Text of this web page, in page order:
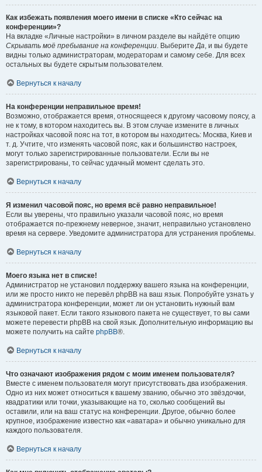
Как избежать появления моего имени в списке «Кто сейчас на
конференции»?
На вкладке «Личные настройки» в личном разделе вы найдёте опцию
Скрывать моё пребывание на конференции. ВыберитеДа, и вы будете
видны только администраторам, модераторам и самому себе. Для всех
остальных вы будете скрытым пользователем.
Вернуться к началу
На конференции неправильное время!
Возможно, отображается время, относящееся к другому часовому поясу, а
не к тому, в котором находитесь вы. В этом случае измените в личных
настройках часовой пояс на тот, в котором вы находитесь: Москва, Киев и
т. д. Учтите, что изменять часовой пояс, как и большинство настроек,
могут только зарегистрированные пользователи. Если вы не
зарегистрированы, то сейчас удачный момент сделать это.
Вернуться к началу
Я изменил часовой пояс, но время всё равно неправильное!
Если вы уверены, что правильно указали часовой пояс, но время
отображается по-прежнему неверное, значит, неправильно установлено
время на сервере. Уведомите администратора для устранения проблемы.
Вернуться к началу
Моего языка нет в списке!
Администратор не установил поддержку вашего языка на конференции,
или же просто никто не перевёл phpBB на ваш язык. Попробуйте узнать у
администратора конференции, может ли он установить нужный вам
языковой пакет. Если такого языкового пакета не существует, то вы сами
можете перевести phpBB на свой язык. Дополнительную информацию вы
можете получить на сайте phpBB®.
Вернуться к началу
Что означают изображения рядом с моим именем пользователя?
Вместе с именем пользователя могут присутствовать два изображения.
Одно из них может относиться к вашему званию, обычно это звёздочки,
квадратики или точки, указывающие на то, сколько сообщений вы
оставили, или на ваш статус на конференции. Другое, обычно более
крупное, изображение известно как «аватара» и обычно уникально для
каждого пользователя.
Вернуться к началу